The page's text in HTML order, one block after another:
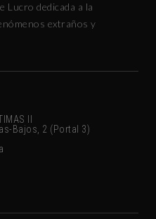
Lucro dedicada a la
extraños y
II
Bajos, 2 (Portal 3)